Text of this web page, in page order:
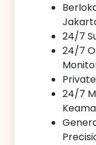
24/7
24/7
24/7